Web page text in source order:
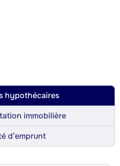
hypothécaires
immobilière
d’emprunt